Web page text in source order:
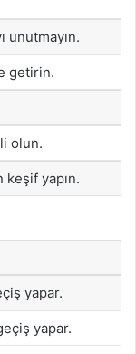
unutmayın.
getirin.
olun.
yapın.
yapar.
yapar.